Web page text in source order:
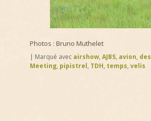
Photos : Bruno Muthelet
| Marqué avec airshow, AJBS, avion, des
Meeting, pipistrel, TDH, temps, velis